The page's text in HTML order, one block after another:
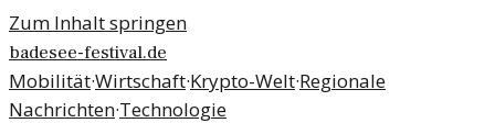
Zum Inhalt springen
badesee-festival.de
Mobilität·Wirtschaft·Krypto-Welt·Regionale
Nachrichten·Technologie